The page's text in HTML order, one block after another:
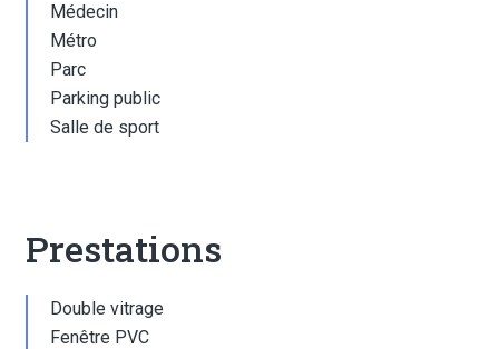
Médecin
Métro
Parc
Parking public
Salle de sport
Prestations
Double vitrage
Fenêtre PVC